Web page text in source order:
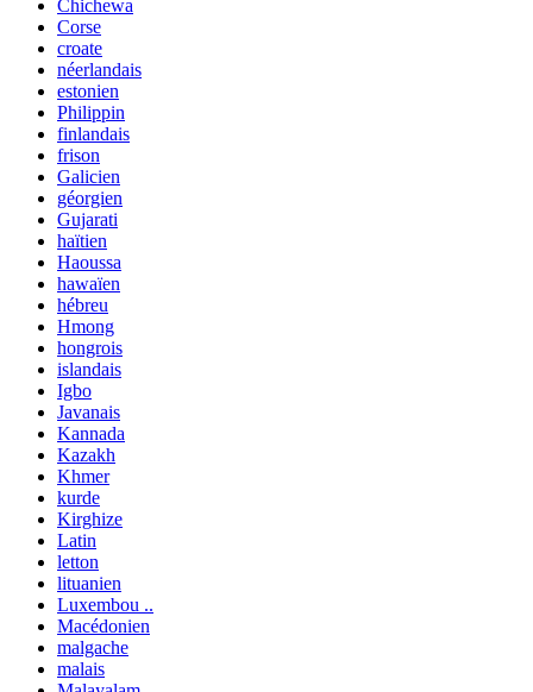
Chichewa
Corse
croate
néerlandais
estonien
Philippin
finlandais
frison
Galicien
géorgien
Gujarati
haïtien
Haoussa
hawaïen
hébreu
Hmong
hongrois
islandais
Igbo
Javanais
Kannada
Kazakh
Khmer
kurde
Kirghize
Latin
letton
lituanien
Luxembou ..
Macédonien
malgache
malais